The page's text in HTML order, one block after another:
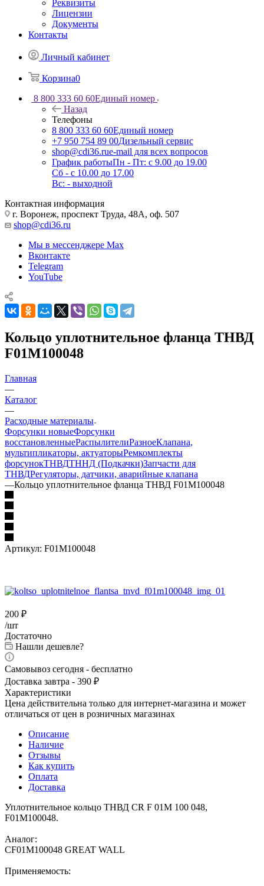
Реквизиты
Лицензии
Документы
Контакты
Личный кабинет
Корзина0
8 800 333 60 60Единый номер
Назад
Телефоны
8 800 333 60 60Единый номер
+7 950 754 89 00Дизельный сервис
shop@cdi36.rue-mail для всех вопросов
График работыПн - Пт: с 9.00 до 19.00
Сб - с 10.00 до 17.00
Вс: - выходной
Контактная информация
г. Воронеж, проспект Труда, 48А, оф. 507
shop@cdi36.ru
Мы в мессенджере Max
Вконтакте
Telegram
YouTube
Кольцо уплотнительное фланца ТНВД
F01M100048
Главная
—
Каталог
—
Расходные материалы
Форсунки новыеФорсунки
восстановленныеРаспылителиРазноеКлапана,
мультипликаторы, актуаторыРемкомплекты
форсунокТНВДТННД (Подкачки)Запчасти для
ТНВДРегуляторы, датчики, аварийные клапана
—Кольцо уплотнительное фланца ТНВД F01M100048
Артикул: F01M100048
200 ₽
/шт
Достаточно
Нашли дешевле?
Самовывоз сегодня - бесплатно
Доставка завтра - 390 ₽
Характеристики
Цена действительна только для интернет-магазина и может
отличаться от цен в розничных магазинах
Описание
Наличие
Отзывы
Как купить
Оплата
Доставка
Уплотнительное кольцо ТНВД CR F 01M 100 048,
F01M100048.
Аналог:
CF01M100048 GREAT WALL
Применяемость: